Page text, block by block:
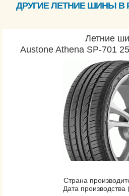
EcoContact
ProContact
sContact
SportContact
SportContact
UltraContact
UltraContact
UltraContact
VancoCamper
VanContact
ДРУГИЕ ЛЕТНИЕ ШИНЫ В
Летние
Austone Athena SP-701
Страна
Дата производства